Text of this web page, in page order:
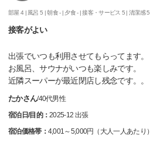
部屋 4 | 風呂 5 |朝食 - | 夕食 - |接客・サービス 5 |清潔感 5
接客がよい
出張でいつも利用させてもらってます。
お風呂、サウナがいつも楽しみです。
近隣スーパーが最近閉店し残念です。。
たかさん/40代男性
宿泊日/目的：2025-12 出張
宿泊価格帯： 4,001～5,000円（大人一人あたり）